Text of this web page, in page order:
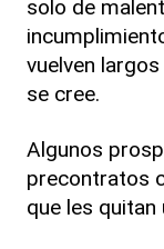
solo de
vuelven
se cree.
Algunos
precontratos
que les